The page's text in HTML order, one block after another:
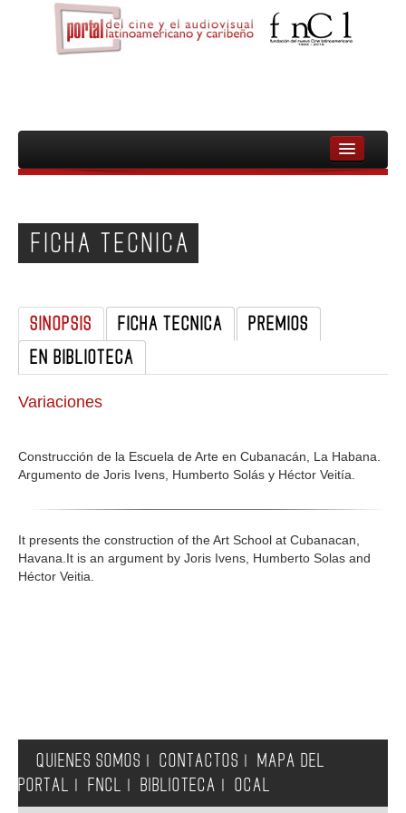
INICIO
PELICULAS
DOCUMENTALES
MUJERES
AUDIOVISUAL INDIGENA Y COMUNITARIO
FICHA TECNICA
SINOPSIS FICHA TECNICA
PREMIOS
EN BIBLIOTECA
Variaciones
Construcción de la Escuela de Arte en Cubanacán, La Habana.
Argumento de Joris Ivens, Humberto Solás y Héctor Veitía.
It presents the construction of the Art School at Cubanacan,
Havana.It is an argument by Joris Ivens, Humberto Solas and
Héctor Veitia.
QUIENES SOMOS CONTACTOS
MAPA DEL
PORTAL
FNCL BIBLIOTECA OCAL